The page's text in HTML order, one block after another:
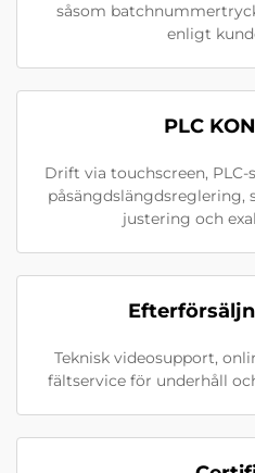
såsom
enligt
PLC
Drift via touchscreen,
påsängdslängdsreglering,
justering och
Teknisk videosupport,
fältservice för underhåll